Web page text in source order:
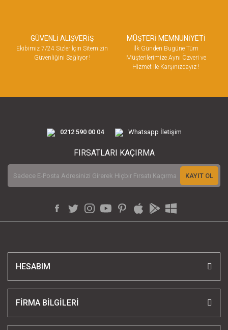
GÜVENLİ ALIŞVERİŞ
Ekibimiz 7/24 Sizler İçin Sitemizin
Güvenliğini Sağlıyor !
MÜŞTERİ MEMNUNİYETİ
İlk Günden Bugüne Tüm
Müşterilerimize Aynı Özveri ve
Hizmet ile Karşınızdayız !
0212 590 00 04 Whatsapp İletişim
FIRSATLARI KAÇIRMA
KAYIT OL
HESABIM
FİRMA BİLGİLERİ